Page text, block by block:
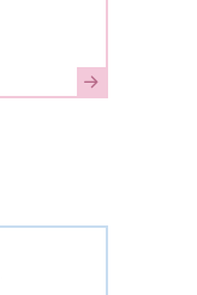
En savoir plus